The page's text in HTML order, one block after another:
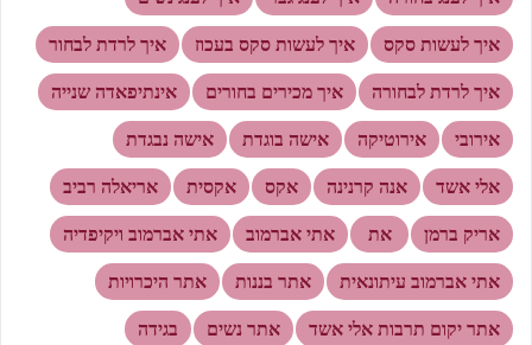
איך לעשות סקס איך לעשות סקס בעכוז איך לרדת לבחור
איך לרדת לבחורה איך מכירים בחורים אינתיפאדה שנייה
אירובי אירוטיקה אישה בוגדת אישה נבגדת
אלי אשד אנה קרנינה אקס אקסית אריאלה רביב
אריק ברמן את אתי אברמוב אתי אברמוב ויקיפדיה
אתי אברמוב עיתונאית אתר בננות אתר היכרויות
אתר יקום תרבות אלי אשד אתר נשים בגידה